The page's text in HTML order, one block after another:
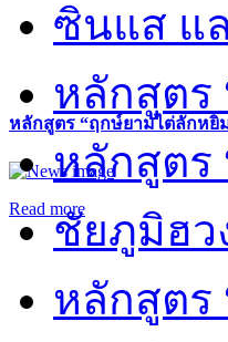
หลักสูตร “ฤกษ์ยามไต่ลักหยิ่
Read more
ซินแส แ
หลักสูตร
หลักสูตร
ชัยภูมิฮว
หลักสูตร